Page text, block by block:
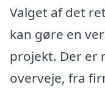
Valget af det
kan gøre en
projekt. Der er
overveje, fra